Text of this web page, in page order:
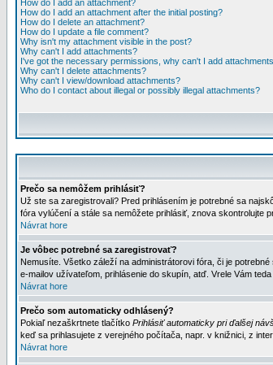
How do I add an attachment?
How do I add an attachment after the initial posting?
How do I delete an attachment?
How do I update a file comment?
Why isn't my attachment visible in the post?
Why can't I add attachments?
I've got the necessary permissions, why can't I add
Why can't I delete attachments?
Why can't I view/download attachments?
Who do I contact about illegal or possibly illegal attachments?
Prečo sa nemôžem prihlásiť?
Už ste sa zaregistrovali? Pred prihlásením je potrebné sa
fóra vylúčení a stále sa nemôžete prihlásiť, znova skontrolujte
Návrat hore
Je vôbec potrebné sa zaregistrovať?
Nemusíte. Všetko záleží na administrátorovi fóra, či je
e-mailov užívateľom, prihlásenie do skupín, atď. Vrele Vám
Návrat hore
Prečo som automaticky odhlásený?
Pokiaľ nezaškrtnete tlačítko Prihlásiť automaticky pri ďalšej
keď sa prihlasujete z verejného počítača, napr. v knižnici, z
Návrat hore